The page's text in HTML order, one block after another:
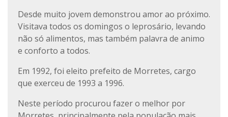
Desde muito jovem demonstrou amor ao próximo.
Visitava todos os domingos o leprosário, levando
não só alimentos, mas também palavra de animo
e conforto a todos.
Em 1992, foi eleito prefeito de Morretes, cargo
que exerceu de 1993 a 1996.
Neste período procurou fazer o melhor por